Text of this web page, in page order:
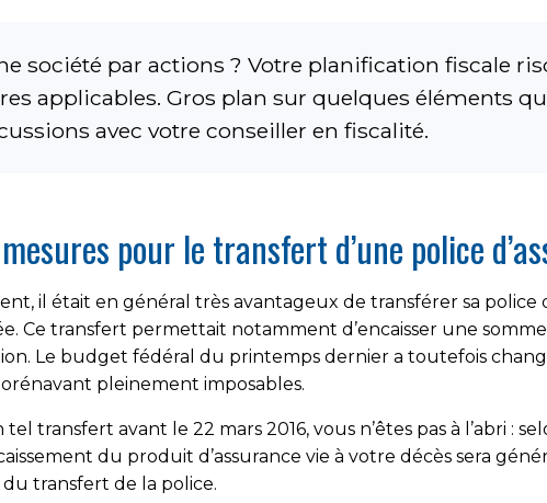
société par actions ? Votre planification fiscale
applicables. Gros plan sur quelques éléments
avec votre conseiller en fiscalité.
pour le transfert d’une police
il était en général très avantageux de transférer sa police
Ce transfert permettait notamment d’encaisser une
Le budget fédéral du printemps dernier a toutefois
pleinement imposables.
tel transfert avant le 22 mars 2016, vous n’êtes pas à l’abri :
du produit d’assurance vie à votre décès sera
transfert de la police.